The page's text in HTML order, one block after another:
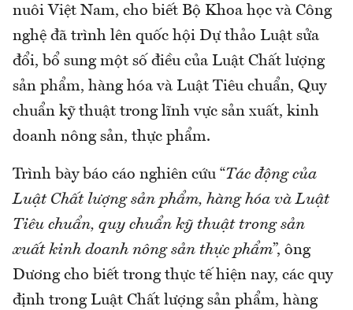
nuôi Việt Nam, cho biết Bộ Khoa học và Công
nghệ đã trình lên quốc hội Dự thảo Luật sửa
đổi, bổ sung một số điều của Luật Chất lượng
sản phẩm, hàng hóa và Luật Tiêu chuẩn, Quy
chuẩn kỹ thuật trong lĩnh vực sản xuất, kinh
doanh nông sản, thực phẩm.
Trình bày báo cáo nghiên cứu “Tác động của
Luật Chất lượng sản phẩm, hàng hóa và Luật
Tiêu chuẩn, quy chuẩn kỹ thuật trong sản
xuất kinh doanh nông sản thực phẩm”, ông
Dương cho biết trong thực tế hiện nay, các quy
định trong Luật Chất lượng sản phẩm, hàng